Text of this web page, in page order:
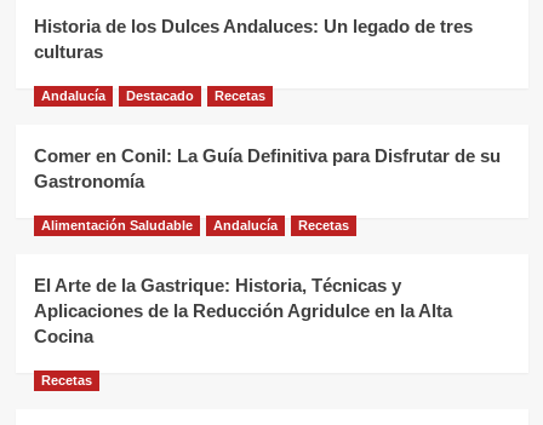
Historia de los Dulces Andaluces: Un legado de tres
culturas
Andalucía Destacado Recetas
Comer en Conil: La Guía Definitiva para Disfrutar de su
Gastronomía
Alimentación Saludable Andalucía Recetas
El Arte de la Gastrique: Historia, Técnicas y
Aplicaciones de la Reducción Agridulce en la Alta
Cocina
Recetas